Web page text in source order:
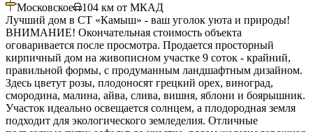
Московское 104 км от МКАД
Лучший дом в СТ «Камыш» - ваш уголок уюта и природы!
ВНИМАНИЕ! Окончательная стоимость объекта
оговаривается после просмотра. Продается просторный
кирпичный дом на живописном участке 9 соток - крайний,
правильной формы, с продуманным ландшафтным дизайном.
Здесь цветут розы, плодоносят грецкий орех, виноград,
смородина, малина, айва, слива, вишня, яблони и боярышник.
Участок идеально освещается солнцем, а плодородная земля
подходит для экологического земледелия. Отличные